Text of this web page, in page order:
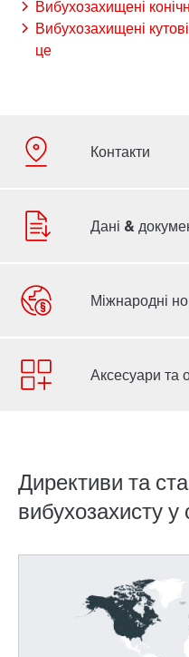
Вибухозахищені
Вибухозахищені
це
Контактна форма
Представництва по
Директиви та стандарти
Директиви та
вибухозахисту у